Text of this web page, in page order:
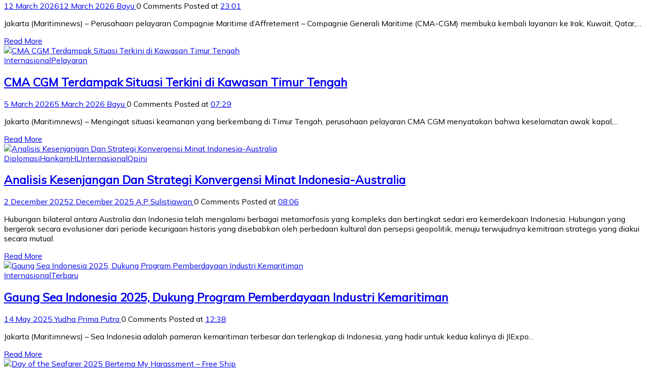
12 March 202612 March 2026 Bayu 0 Comments Posted at 23:01
Jakarta (Maritimnews) – Perusahaan pelayaran Compagnie Maritime d’Affretement – Compagnie Generali Maritime (CMA-CGM) membuka kembali layanan ke Irak, Kuwait, Qatar,…
Read More
InternasionalPelayaran
CMA CGM Terdampak Situasi Terkini di Kawasan Timur Tengah
5 March 20265 March 2026 Bayu 0 Comments Posted at 07:29
Jakarta (Maritimnews) – Mengingat situasi keamanan yang berkembang di Timur Tengah, perusahaan pelayaran CMA CGM menyatakan bahwa keselamatan awak kapal,…
Read More
DiplomasiHankamHL InternasionalOpini
Analisis Kesenjangan Dan Strategi Konvergensi Minat Indonesia-Australia
2 December 20252 December 2025 A.P Sulistiawan 0 Comments Posted at 08:06
Hubungan bilateral antara Australia dan Indonesia telah mengalami berbagai metamorfosis yang kompleks dan bertingkat sedari era kemerdekaan Indonesia. Hubungan yang
bergerak secara evolusioner dari periode kecurigaan historis yang disebabkan oleh perbedaan kultural dan persepsi geopolitik, menuju terwujudnya kemitraan strategis yang diakui
secara mutual.
Read More
InternasionalTerbaru
Gaung Sea Indonesia 2025, Dukung Program Pemberdayaan Industri Kemaritiman
14 May 2025 Yudha Prima Putra 0 Comments Posted at 12:38
Jakarta (Maritimnews) – Sea Indonesia adalah pameran kemaritiman terbesar dan terlengkap di Indonesia, yang hadir untuk kedua kalinya di JIExpo…
Read More